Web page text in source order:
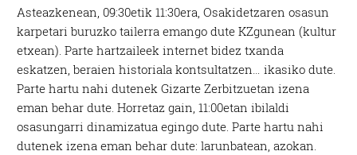
Asteazkenean, 09:30etik 11:30era, Osakidetzaren osasun
karpetari buruzko tailerra emango dute KZgunean (kultur
etxean). Parte hartzaileek internet bidez txanda
eskatzen, beraien historiala kontsultatzen… ikasiko dute.
Parte hartu nahi dutenek Gizarte Zerbitzuetan izena
eman behar dute. Horretaz gain, 11:00etan ibilaldi
osasungarri dinamizatua egingo dute. Parte hartu nahi
dutenek izena eman behar dute: larunbatean, azokan.